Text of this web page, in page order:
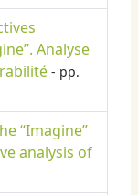
Analyse
- pp.
“Imagine”
analysis of